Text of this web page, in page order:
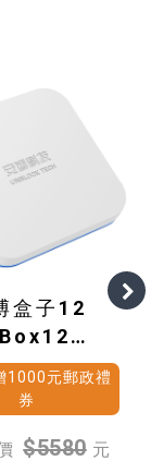
盒子12
1000元郵政禮
券
$5580 元